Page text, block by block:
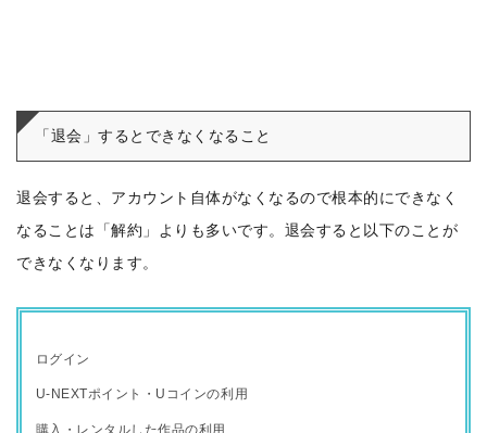
「退会」するとできなくなること
退会すると、アカウント自体がなくなるので根本的にできなく
なることは「解約」よりも多いです。退会すると以下のことが
できなくなります。
ログイン
U-NEXTポイント・Uコインの利用
購入・レンタルした作品の利用